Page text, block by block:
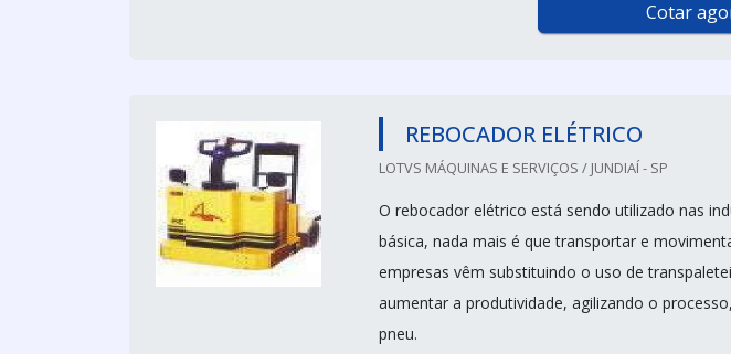
Cotar
REBOCADOR ELÉTRICO
LOTVS MÁQUINAS E SERVIÇOS / JUNDIAÍ - SP
O rebocador elétrico está sendo utilizado nas
básica, nada mais é que transportar e
empresas vêm substituindo o uso de
aumentar a produtividade, agilizando o
pneu.